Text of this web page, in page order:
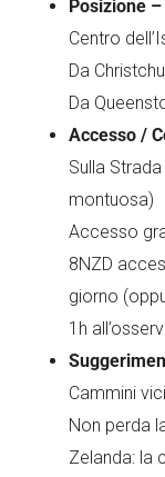
Posizione –
Centro
Da
Da
Accesso /
Sulla
montuosa)
Accesso
8NZD
giorno
1h
Cammini
Non perda
Zelanda: la